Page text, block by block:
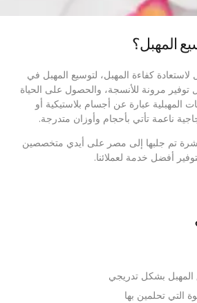
المهبل؟
كفاءة المهبل، لتوسيع المهبل في
مرونة للأنسجة، والحصول على الحياة
المهبلية عبارة عن أجسام بلاستيكية أو
ناعمة تأتي بأحجام وأوزان متدرجة.
تم جلبها إلى مصر على أيدي متخصصين
أفضل خدمة لعملائنا.
بشكل تدريجي
التي تحلمين بها